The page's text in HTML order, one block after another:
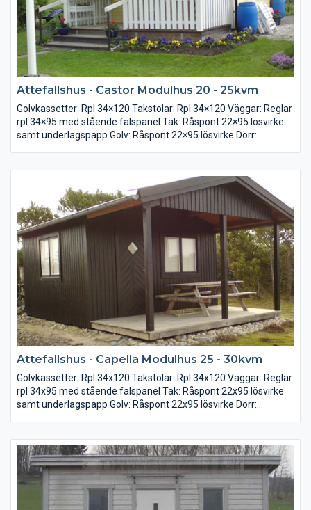
Attefallshus - Castor Modulhus 20 - 25kvm
Golvkassetter: Rpl 34×120 Takstolar: Rpl 34×120 Väggar: Reglar
rpl 34×95 med stående falspanel Tak: Råspont 22×95 lösvirke
samt underlagspapp Golv: Råspont 22×95 lösvirke Dörr:
Attefallshus - Capella Modulhus 25 - 30kvm
Golvkassetter: Rpl 34x120 Takstolar: Rpl 34x120 Väggar: Reglar
rpl 34x95 med stående falspanel Tak: Råspont 22x95 lösvirke
samt underlagspapp Golv: Råspont 22x95 lösvirke Dörr: